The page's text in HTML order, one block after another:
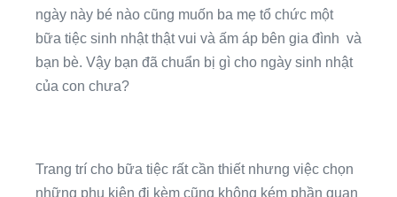
ngày này bé nào cũng muốn ba mẹ tổ chức một
bữa tiệc sinh nhật thật vui và ấm áp bên gia đình và
bạn bè. Vậy bạn đã chuẩn bị gì cho ngày sinh nhật
của con chưa?
Trang trí cho bữa tiệc rất cần thiết nhưng việc chọn
những phụ kiện đi kèm cũng không kém phần quan